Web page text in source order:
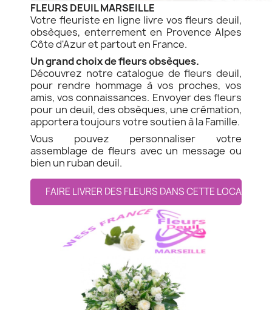
FLEURS DEUIL MARSEILLE
Votre fleuriste en ligne livre vos fleurs deuil,
obsèques, enterrement en Provence Alpes
Côte d'Azur et partout en France.
Un grand choix de fleurs obsèques.
Découvrez notre catalogue de fleurs deuil,
pour rendre hommage à vos proches, vos
amis, vos connaissances. Envoyer des fleurs
pour un deuil, des obsèques, une crémation,
apportera toujours votre soutien à la Famille.
Vous pouvez personnaliser votre
assemblage de fleurs avec un message ou
bien un ruban deuil.
FAIRE LIVRER DES FLEURS DANS CETTE LOCALITE